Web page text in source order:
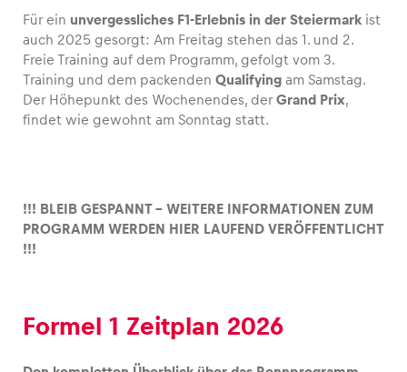
Fahrzeug
Alle anzeigen
Alle anzeigen
Für ein unvergessliches F1-Erlebnis in der Steiermark ist
auch 2025 gesorgt: Am Freitag stehen das 1. und 2.
Freie Training auf dem Programm, gefolgt vom 3.
Training und dem packenden Qualifying am Samstag.
Der Höhepunkt des Wochenendes, derGrand Prix,
findet wie gewohnt am Sonntag statt.
!!! BLEIB GESPANNT – WEITERE INFORMATIONEN ZUM
PROGRAMM WERDEN HIER LAUFEND VERÖFFENTLICHT
!!!
Formel 1 Zeitplan 2026